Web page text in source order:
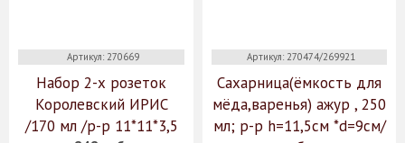
Артикул: 270669
Набор 2-х розеток
Королевский ИРИС
/170 мл /р-р 11*11*3,5
Артикул: 270474/269921
Сахарница(ёмкость для
мёда,варенья) ажур , 250
мл; р-р h=11,5см *d=9см/